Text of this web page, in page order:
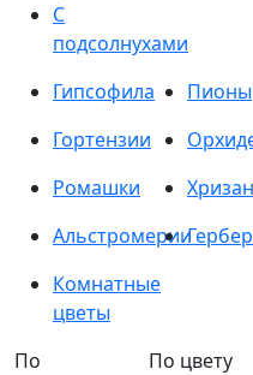
С
подсолнухами
Гипсофила
Пионы
Гортензии
Ромашки
Альстромерии
Комнатные
цветы
По
По цвету